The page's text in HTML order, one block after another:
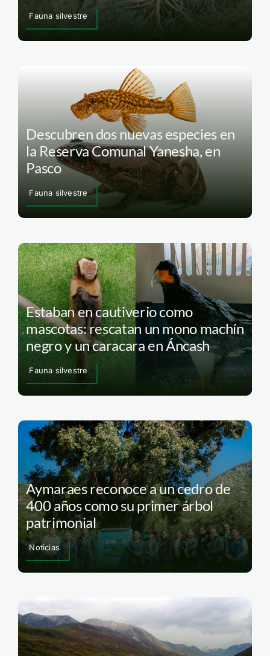
Fauna silvestre
Descubren dos nuevas especies en
la Reserva Comunal Yanesha, en
Pasco
Fauna silvestre
Estaban en cautiverio como
mascotas: rescatan un mono machín
negro y un caracara en Áncash
Fauna silvestre
Aymaraes reconoce a un cedro de
400 años como su primer árbol
patrimonial
Noticias